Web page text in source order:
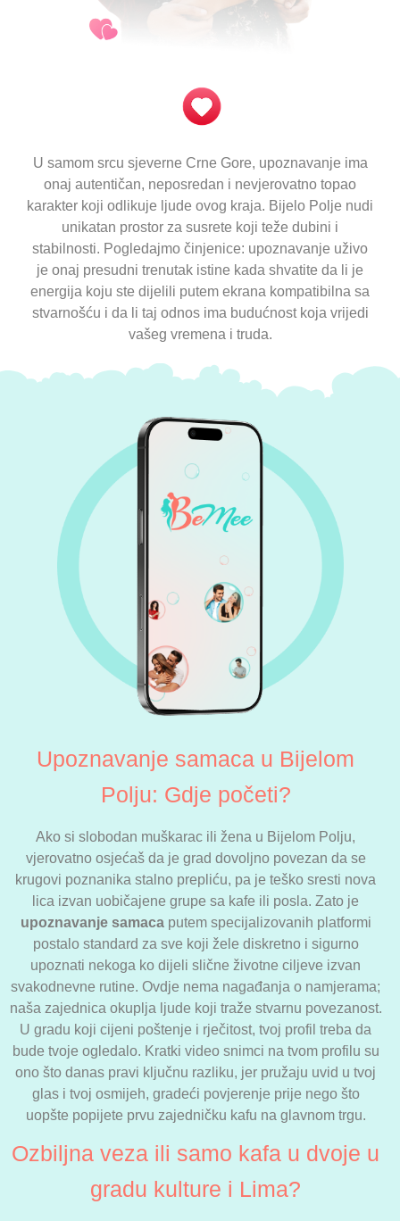
U samom srcu sjeverne Crne Gore, upoznavanje ima
onaj autentičan, neposredan i nevjerovatno topao
karakter koji odlikuje ljude ovog kraja. Bijelo Polje nudi
unikatan prostor za susrete koji teže dubini i
stabilnosti. Pogledajmo činjenice: upoznavanje uživo
je onaj presudni trenutak istine kada shvatite da li je
energija koju ste dijelili putem ekrana kompatibilna sa
stvarnošću i da li taj odnos ima budućnost koja vrijedi
vašeg vremena i truda.
Upoznavanje samaca u Bijelom
Polju: Gdje početi?
Ako si slobodan muškarac ili žena u Bijelom Polju,
vjerovatno osjećaš da je grad dovoljno povezan da se
krugovi poznanika stalno prepliću, pa je teško sresti nova
lica izvan uobičajene grupe sa kafe ili posla. Zato je
upoznavanje samacaputem specijalizovanih platformi
postalo standard za sve koji žele diskretno i sigurno
upoznati nekoga ko dijeli slične životne ciljeve izvan
svakodnevne rutine. Ovdje nema nagađanja o namjerama;
naša zajednica okuplja ljude koji traže stvarnu povezanost.
U gradu koji cijeni poštenje i rječitost, tvoj profil treba da
bude tvoje ogledalo. Kratki video snimci na tvom profilu su
ono što danas pravi ključnu razliku, jer pružaju uvid u tvoj
glas i tvoj osmijeh, gradeći povjerenje prije nego što
uopšte popijete prvu zajedničku kafu na glavnom trgu.
Ozbiljna veza ili samo kafa u dvoje u
gradu kulture i Lima?